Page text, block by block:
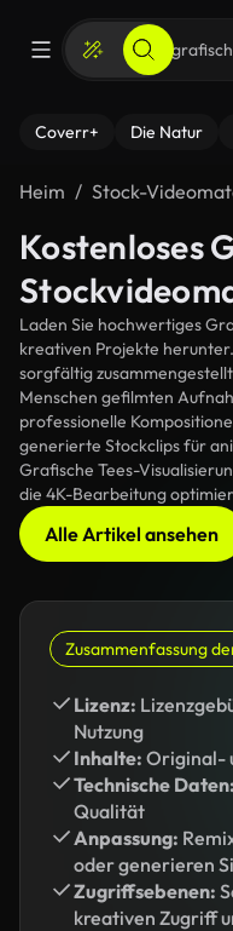
Coverr+ Die Natur
Heim Stock-
Kostenloses
Laden Sie hochwertiges
kreativen Projekte
sorgfältig
Menschen gefilmten
professionelle
generierte Stockclips für
Grafische Tees-
die 4K-Bearbeitung
Alle Artikel ansehen
Zusammenfassung
Lizenz:
Nutzung
Inhalte: Original-
Technische Daten:
Qualität
Anpassung:
oder generieren
Zugriffsebenen:
kreativen Zugriff